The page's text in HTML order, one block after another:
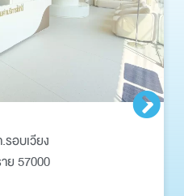
อบเวียง
ย 57000